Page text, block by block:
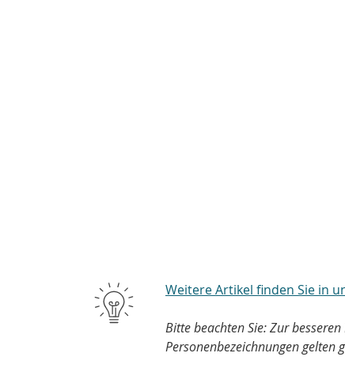
Weitere Artikel finden Sie in
Bitte beachten Sie: Zur
Personenbezeichnungen gelten